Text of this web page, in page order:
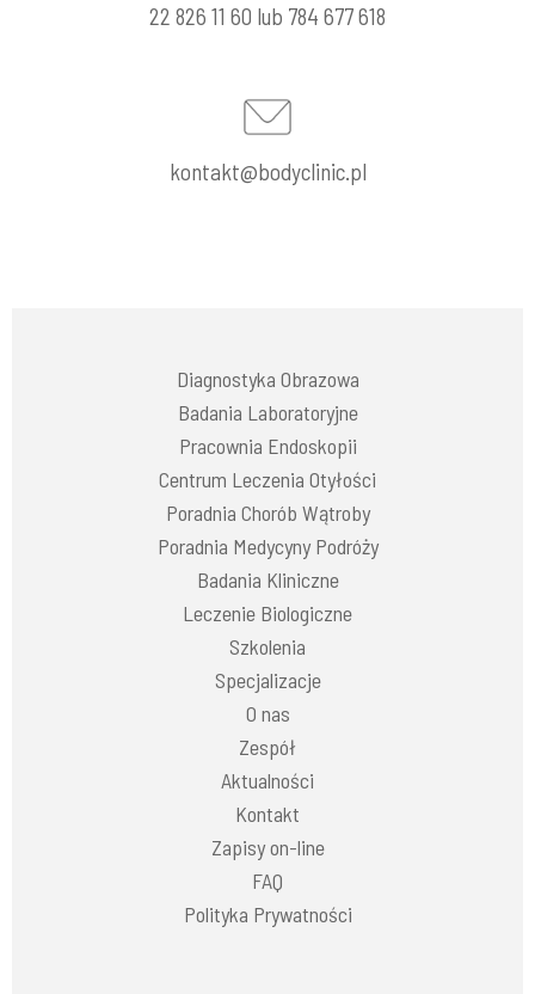
22 826 11 60 lub 784 677 618
kontakt@bodyclinic.pl
Diagnostyka Obrazowa
Badania Laboratoryjne
Pracownia Endoskopii
Centrum Leczenia Otyłości
Poradnia Chorób Wątroby
Poradnia Medycyny Podróży
Badania Kliniczne
Leczenie Biologiczne
Szkolenia
Specjalizacje
O nas
Zespół
Aktualności
Kontakt
Zapisy on-line
FAQ
Polityka Prywatności